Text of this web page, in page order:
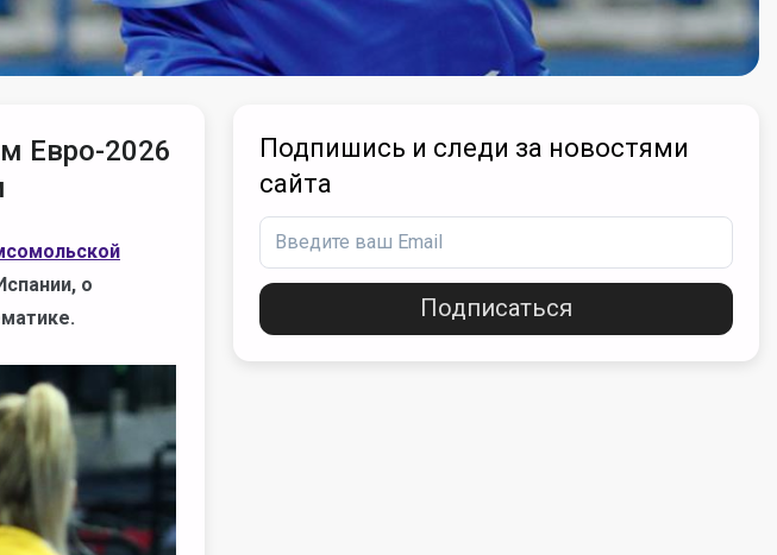
Евро-2026
о
Подпишись и следи за новостями
сайта
Подписаться